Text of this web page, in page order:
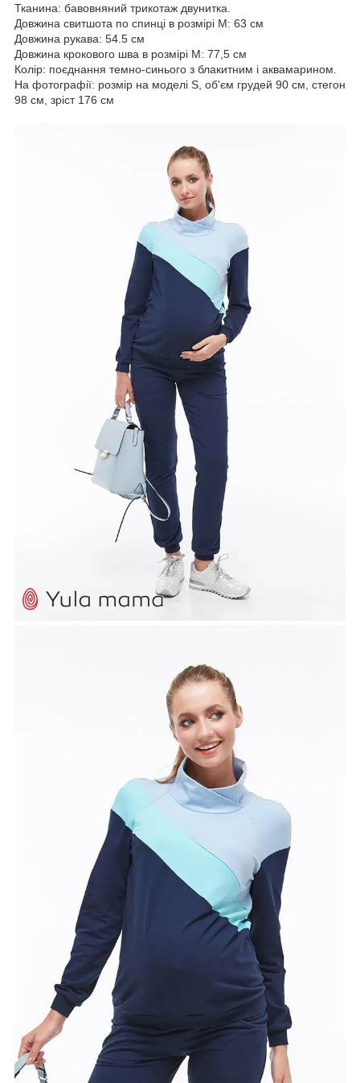
Тканина: бавовняний трикотаж двунитка.
Довжина свитшота по спинці в розмірі М: 63 см
Довжина рукава: 54.5 см
Довжина крокового шва в розмірі М: 77,5 см
Колір: поєднання темно-синього з блакитним і аквамарином.
На фотографії: розмір на моделі S, об'єм грудей 90 см, стегон
98 см, зріст 176 см